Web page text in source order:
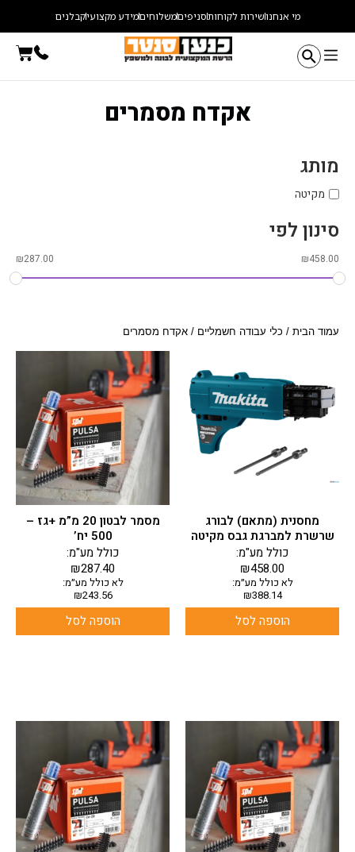
מי אנחנושירות לקוחותסניפיםמשלוחיםמידע מקצועיקבלנים
אקדח מסמרים
מותג
מקיטה
סינון לפי
₪287.00 ₪458.00
עמוד הבית / כלי עבודה חשמליים / אקדח מסמרים
מחסנית (מתאם) לבורג
שרשרת למברגת גבס מקיטה
₪458.00
כולל מע"מ:
לא כולל מע״מ:
₪388.14
הוספה לסל
מסמר לבטון 20 מ”מ +גז –
500 יח’
₪287.40
כולל מע"מ:
לא כולל מע״מ:
₪243.56
הוספה לסל